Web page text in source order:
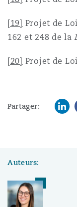
[19] Projet de
162 et 248 de la
[20] Projet de
Partager:
Auteurs: